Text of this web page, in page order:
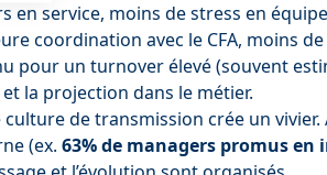
en service, moins de stress en
coordination avec le CFA, moins
pour un turnover élevé (souvent
la projection dans le métier.
culture de transmission crée un
(ex. 63% de managers promus en